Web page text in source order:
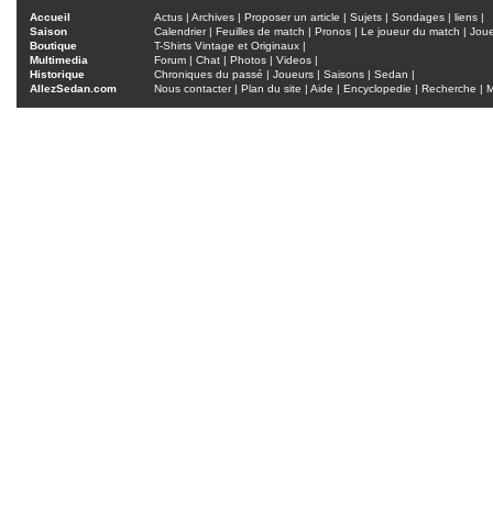
Accueil Actus | Archives | Proposer un article | Sujets | Sondages | liens |
Saison
Calendrier| Feuilles de match | Pronos | Le joueur du match |
Boutique
T-Shirts Vintage et Originaux |
Multimedia
Forum | Chat | Photos | Videos |
Historique
Chroniques du passé | Joueurs | Saisons | Sedan |
AllezSedan.com
Nous contacter| Plan du site | Aide | Encyclopedie | Recherche |